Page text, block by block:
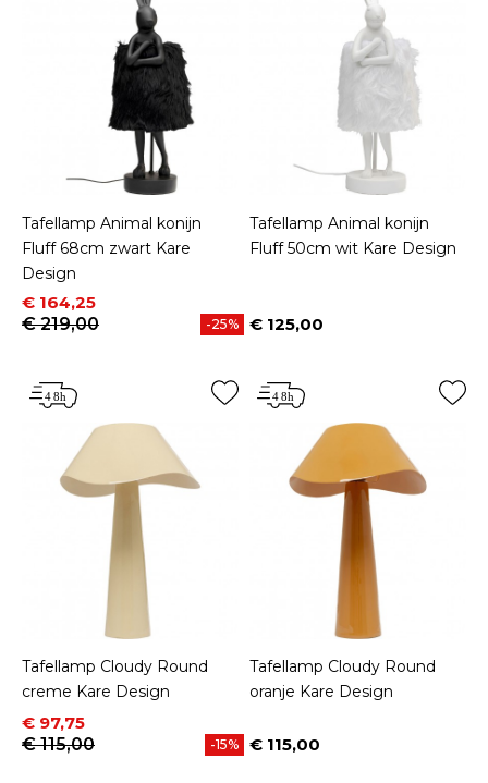
Tafellamp Animal konijn
Fluff 68cm zwart Kare
Design
Prijs
€ 164,25
Normale prijs
€ 219,00
-25%
Tafellamp Animal konijn
Fluff 50cm wit Kare Design
Prijs
€ 125,00
Tafellamp Cloudy Round
creme Kare Design
Prijs
€ 97,75
Normale prijs
€ 115,00
-15%
Tafellamp Cloudy Round
oranje Kare Design
Prijs
€ 115,00